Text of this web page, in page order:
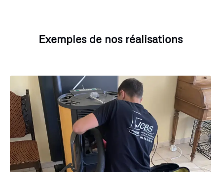
Exemples de nos réalisations